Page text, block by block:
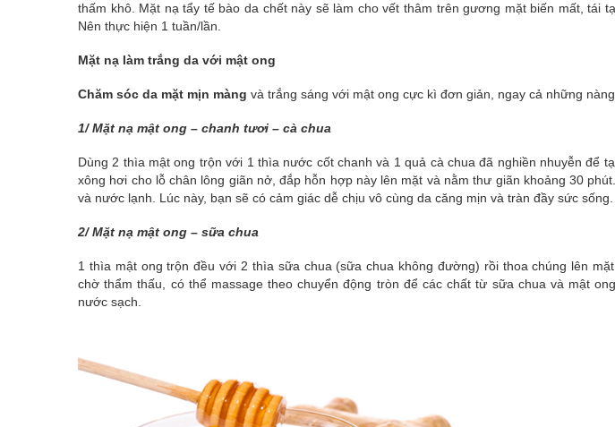
thấm khô. Mặt nạ tẩy tế bào da chết này sẽ làm cho vết thâm trên gương mặt biến mất, tái
Nên thực hiện 1 tuần/lần.
Mặt nạ làm trắng da với mật ong
Chăm sóc da mặt mịn màng và trắng sáng với mật ong cực kì đơn giản, ngay cả những
1/ Mặt nạ mật ong – chanh tươi – cà chua
Dùng 2 thìa mật ong trộn với 1 thìa nước cốt chanh và 1 quả cà chua đã nghiền nhuyễn để
xông hơi cho lỗ chân lông giãn nở, đắp hỗn hợp này lên mặt và nằm thư giãn khoảng 30
và nước lạnh. Lúc này, bạn sẽ có cảm giác dễ chịu vô cùng da căng mịn và tràn đầy sức sống.
2/ Mặt nạ mật ong – sữa chua
1 thìa mật ong trộn đều với 2 thìa sữa chua (sữa chua không đường) rồi thoa chúng lên
chờ thẩm thấu, có thể massage theo chuyển động tròn để các chất từ sữa chua và mật
nước sạch.